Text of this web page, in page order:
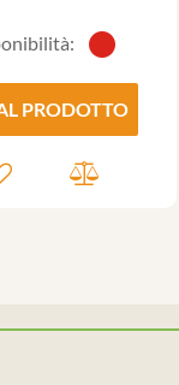
PRODOTTO